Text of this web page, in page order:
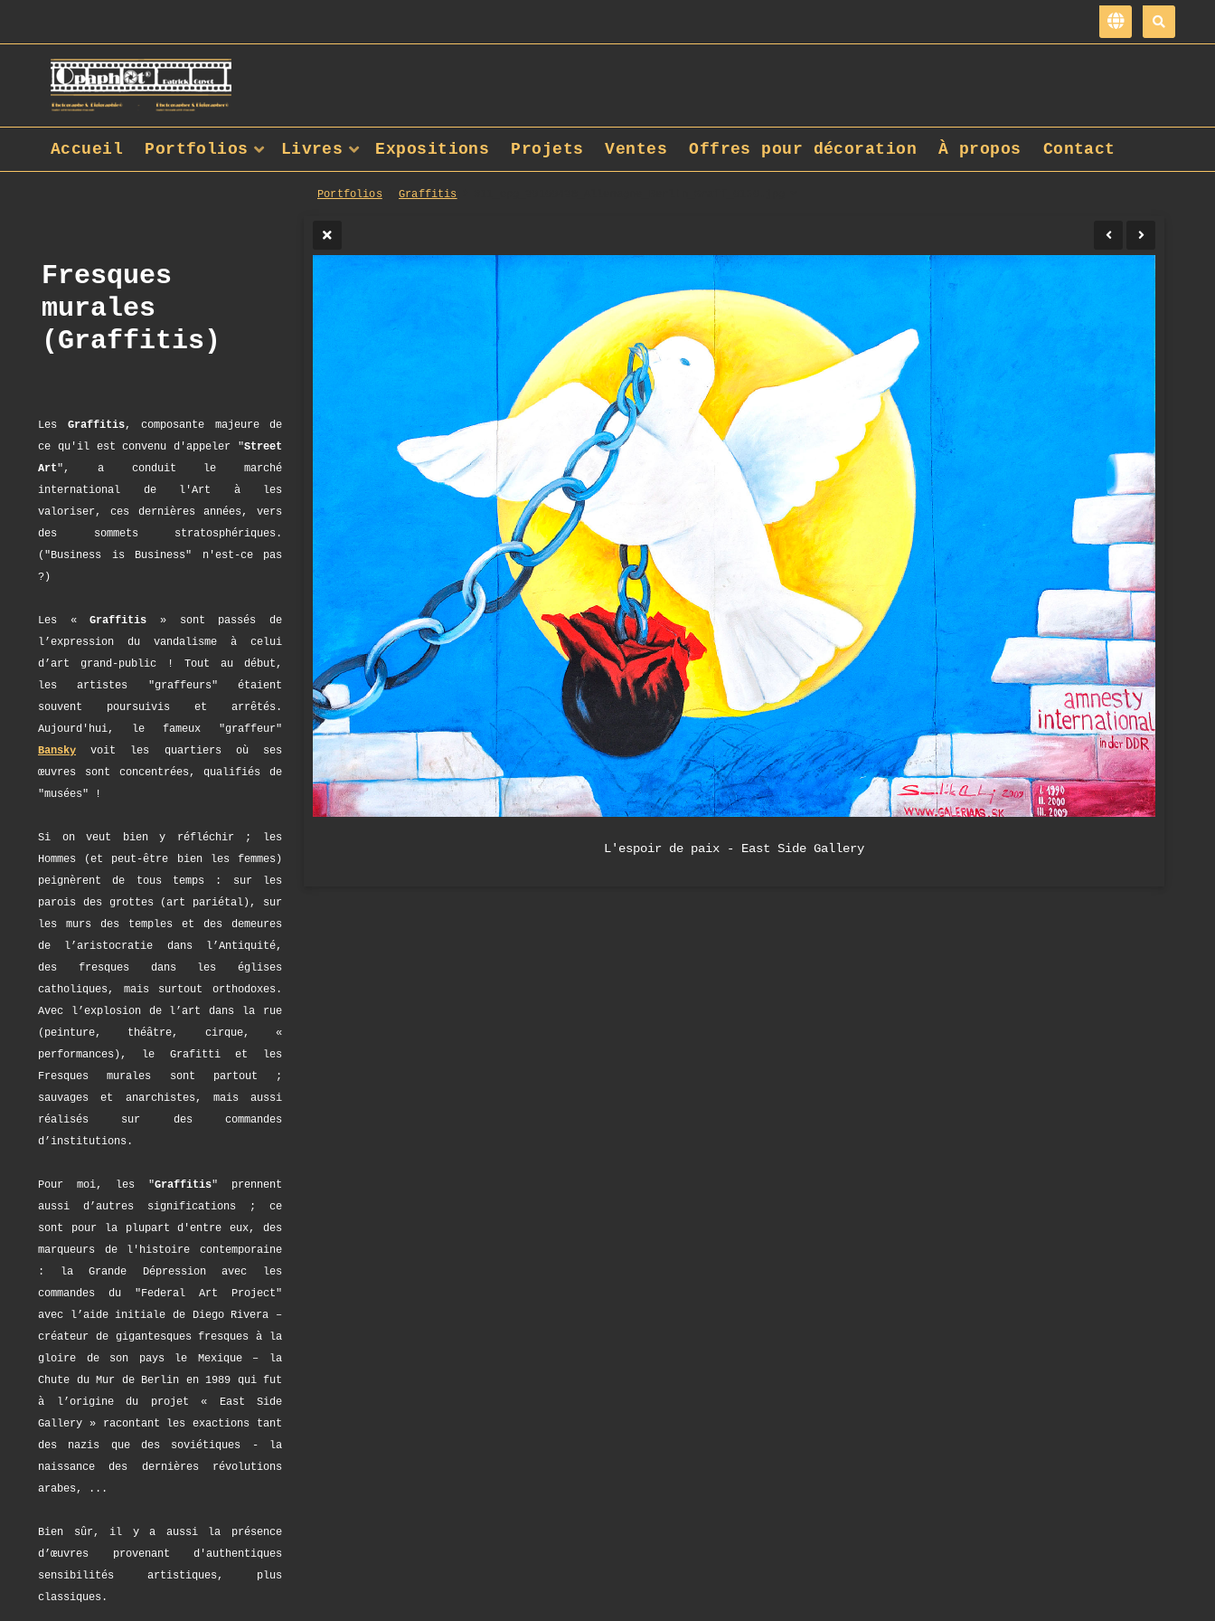
Portfolios Graffitis
L'espoir de paix - ​East Side Gallery
Fresques
murales
(Graffitis)
Les Graffitis, composante majeure de
ce qu'il est convenu d'appeler "Street
Art", a conduit le marché
international de l'Art à les
valoriser, ces dernières années, vers
des sommets stratosphériques.
("Business is Business" n'est-ce pas
?)
Les «Graffitis » sont passés de
l’expression du vandalisme à celui
d’art grand-public ! Tout au début,
les artistes "graffeurs" étaient
souvent poursuivis et arrêtés.
Aujourd'hui, le fameux "graffeur"
Bansky voit les quartiers où ses
œuvres sont concentrées, qualifiés de
"musées" !
Si on veut bien y réfléchir ; les
Hommes (et peut-être bien les femmes)
peignèrent de tous temps : sur les
parois des grottes (art pariétal), sur
les murs des temples et des demeures
de l’aristocratie dans l’Antiquité,
des fresques dans les églises
catholiques, mais surtout orthodoxes.
Avec l’explosion de l’art dans la rue
(peinture, théâtre, cirque, «
performances), le Grafitti et les
Fresques murales sont partout ;
sauvages et anarchistes, mais aussi
réalisés sur des commandes
d’institutions.
Pour moi, les "Graffitis" prennent
aussi d’autres significations ; ce
sont pour la plupart d'entre eux, des
marqueurs de l'histoire contemporaine
: la Grande Dépression avec les
commandes du "Federal Art Project"
avec l’aide initiale de Diego Rivera –
créateur de gigantesques fresques à la
gloire de son pays le Mexique – la
Chute du Mur de Berlin en 1989 qui fut
à l’origine du projet « East Side
Gallery » racontant les exactions tant
des nazis que des soviétiques - la
naissance des dernières révolutions
arabes, ...
Bien sûr, il y a aussi la présence
d’œuvres provenant d'authentiques
sensibilités artistiques, plus
classiques.
Accueil Portfolios Livres Expositions Projets Ventes Offres pour décoration À propos Contact